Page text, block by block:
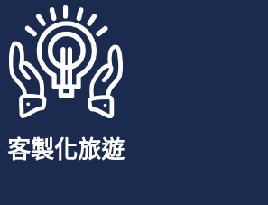
客製化旅遊